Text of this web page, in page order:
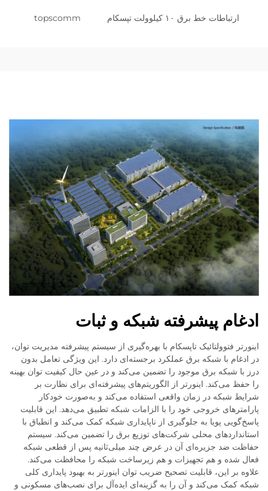
ارتباطات خط برق ۱۰ کیلوولت تپسکام topscomm
ادغام پیشرفته شبکه و ثبات
اینورتر فتوولتائیک تاپسکام با بهره‌گیری از سیستم پیشرفته مدیریت توان،
در ادغام با شبکه برق عملکرد برجسته‌ای دارد. این ویژگی تعامل بدون
درز با شبکه برق موجود را تضمین می‌کند و در عین حال کیفیت توان بهینه
را حفظ می‌کند. اینورتر از الگوریتم‌های پیشرفته‌ای برای نظارت بر
شرایط شبکه در زمان واقعی استفاده می‌کند و به‌صورت خودکار
پارامترهای خروجی خود را با الزامات شبکه تطبیق می‌دهد. این قابلیت
پاسخ‌گویی پویا به جلوگیری از ناپایداری شبکه کمک می‌کند و انطباق با
استانداردهای محلی شرکت‌های توزیع برق را تضمین می‌کند. سیستم
حفاظت ضد جزیره‌ای آن در عرض چند میلی‌ثانیه پس از قطعی شبکه
فعال شده و هم تجهیزات و هم زیرساخت شبکه را محافظت می‌کند.
علاوه بر این، قابلیت تصحیح ضریب توان اینورتر به بهبود پایداری کلی
شبکه کمک می‌کند و آن را به گزینه‌ای ایده‌آل برای نصب‌های مسکونی و